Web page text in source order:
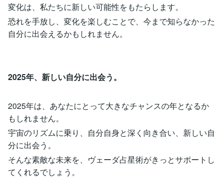
変化は、私たちに新しい可能性をもたらします。
恐れを手放し、変化を楽しむことで、今まで知らなかった
自分に出会えるかもしれません。
2025年、新しい自分に出会う。
2025年は、あなたにとって大きなチャンスの年となるか
もしれません。
宇宙のリズムに乗り、自分自身と深く向き合い、新しい自
分に出会う。
そんな素敵な未来を、ヴェーダ占星術がきっとサポートし
てくれるでしょう。